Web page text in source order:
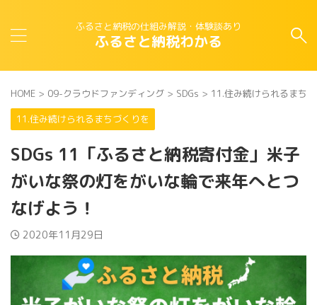
ふるさと納税の仕組み解説・体験談あり
ふるさと納税わかる
HOME > 09-クラウドファンディング > SDGs > 11.住み続けられるまち
11.住み続けられるまちづくりを
SDGs 11「ふるさと納税寄付金」米子
がいな祭の灯をがいな輪で来年へとつ
なげよう！
2020年11月29日